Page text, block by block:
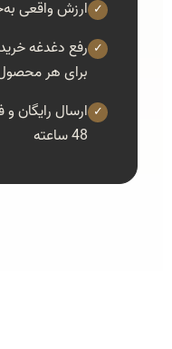
✓ ارزش واقعی
✓ رفع دغدغه
برای هر
✓ ارسال رایگان
48 ساعته